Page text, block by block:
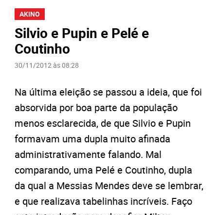
AKINO
Silvio e Pupin e Pelé e
Coutinho
30/11/2012 às 08:28
Na última eleição se passou a ideia, que foi
absorvida por boa parte da população
menos esclarecida, de que Silvio e Pupin
formavam uma dupla muito afinada
administrativamente falando. Mal
comparando, uma Pelé e Coutinho, dupla
da qual a Messias Mendes deve se lembrar,
e que realizava tabelinhas incríveis. Faço